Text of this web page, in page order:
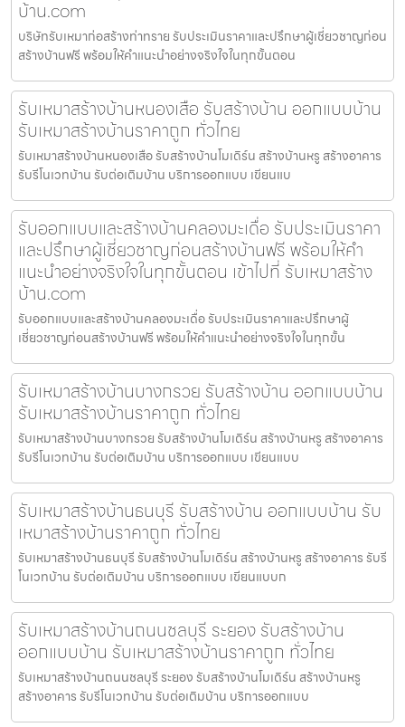
บ้าน.com
บริษัทรับเหมาก่อสร้างท่าทราย รับประเมินราคาและปรึกษาผู้เชี่ยวชาญก่อน
สร้างบ้านฟรี พร้อมให้คำแนะนำอย่างจริงใจในทุกขั้นตอน
รับเหมาสร้างบ้านหนองเสือ รับสร้างบ้าน ออกแบบบ้าน
รับเหมาสร้างบ้านราคาถูก ทั่วไทย
รับเหมาสร้างบ้านหนองเสือ รับสร้างบ้านโมเดิร์น สร้างบ้านหรู สร้างอาคาร
รับรีโนเวทบ้าน รับต่อเติมบ้าน บริการออกแบบ เขียนแบ
รับออกแบบและสร้างบ้านคลองมะเดื่อ รับประเมินราคา
และปรึกษาผู้เชี่ยวชาญก่อนสร้างบ้านฟรี พร้อมให้คำ
แนะนำอย่างจริงใจในทุกขั้นตอน เข้าไปที่ รับเหมาสร้าง
บ้าน.com
รับออกแบบและสร้างบ้านคลองมะเดื่อ รับประเมินราคาและปรึกษาผู้
เชี่ยวชาญก่อนสร้างบ้านฟรี พร้อมให้คำแนะนำอย่างจริงใจในทุกขั้น
รับเหมาสร้างบ้านบางกรวย รับสร้างบ้าน ออกแบบบ้าน
รับเหมาสร้างบ้านราคาถูก ทั่วไทย
รับเหมาสร้างบ้านบางกรวย รับสร้างบ้านโมเดิร์น สร้างบ้านหรู สร้างอาคาร
รับรีโนเวทบ้าน รับต่อเติมบ้าน บริการออกแบบ เขียนแบบ
รับเหมาสร้างบ้านธนบุรี รับสร้างบ้าน ออกแบบบ้าน รับ
เหมาสร้างบ้านราคาถูก ทั่วไทย
รับเหมาสร้างบ้านธนบุรี รับสร้างบ้านโมเดิร์น สร้างบ้านหรู สร้างอาคาร รับรี
โนเวทบ้าน รับต่อเติมบ้าน บริการออกแบบ เขียนแบบก
รับเหมาสร้างบ้านถนนชลบุรี ระยอง รับสร้างบ้าน
ออกแบบบ้าน รับเหมาสร้างบ้านราคาถูก ทั่วไทย
รับเหมาสร้างบ้านถนนชลบุรี ระยอง รับสร้างบ้านโมเดิร์น สร้างบ้านหรู
สร้างอาคาร รับรีโนเวทบ้าน รับต่อเติมบ้าน บริการออกแบบ